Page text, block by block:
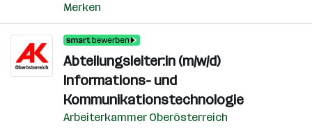
Merken
Abteilungsleiter:in (m/w/d)
Informations- und
Kommunikationstechnologie
Arbeiterkammer Oberösterreich